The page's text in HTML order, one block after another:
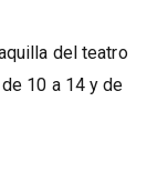
del teatro
10 a 14 y de